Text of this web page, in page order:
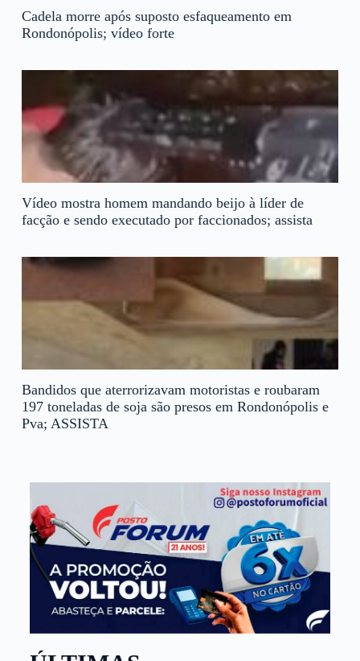
Cadela morre após suposto esfaqueamento em
Rondonópolis; vídeo forte
Vídeo mostra homem mandando beijo à líder de
facção e sendo executado por faccionados; assista
Bandidos que aterrorizavam motoristas e roubaram
197 toneladas de soja são presos em Rondonópolis e
Pva; ASSISTA